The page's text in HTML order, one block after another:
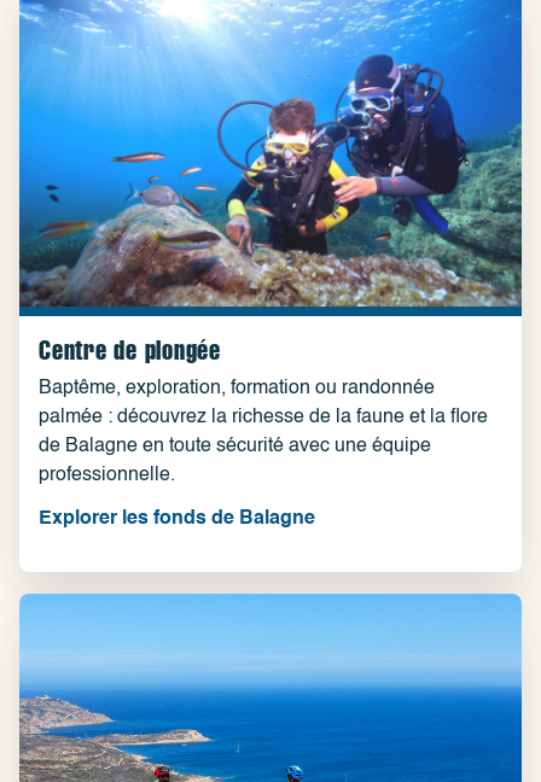
Centre de plongée
Baptême, exploration, formation ou randonnée
palmée : découvrez la richesse de la faune et la flore
de Balagne en toute sécurité avec une équipe
professionnelle.
Explorer les fonds de Balagne